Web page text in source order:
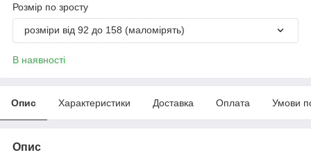
Розмір по зросту
розміри від 92 до 158 (маломірять)
В наявності
Опис Характеристики Доставка Оплата Умови
Опис